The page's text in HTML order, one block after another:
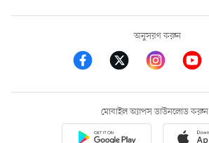
অনুসরণ করুন
মোবাইল অ্যাপস ডাউনলোড করুন